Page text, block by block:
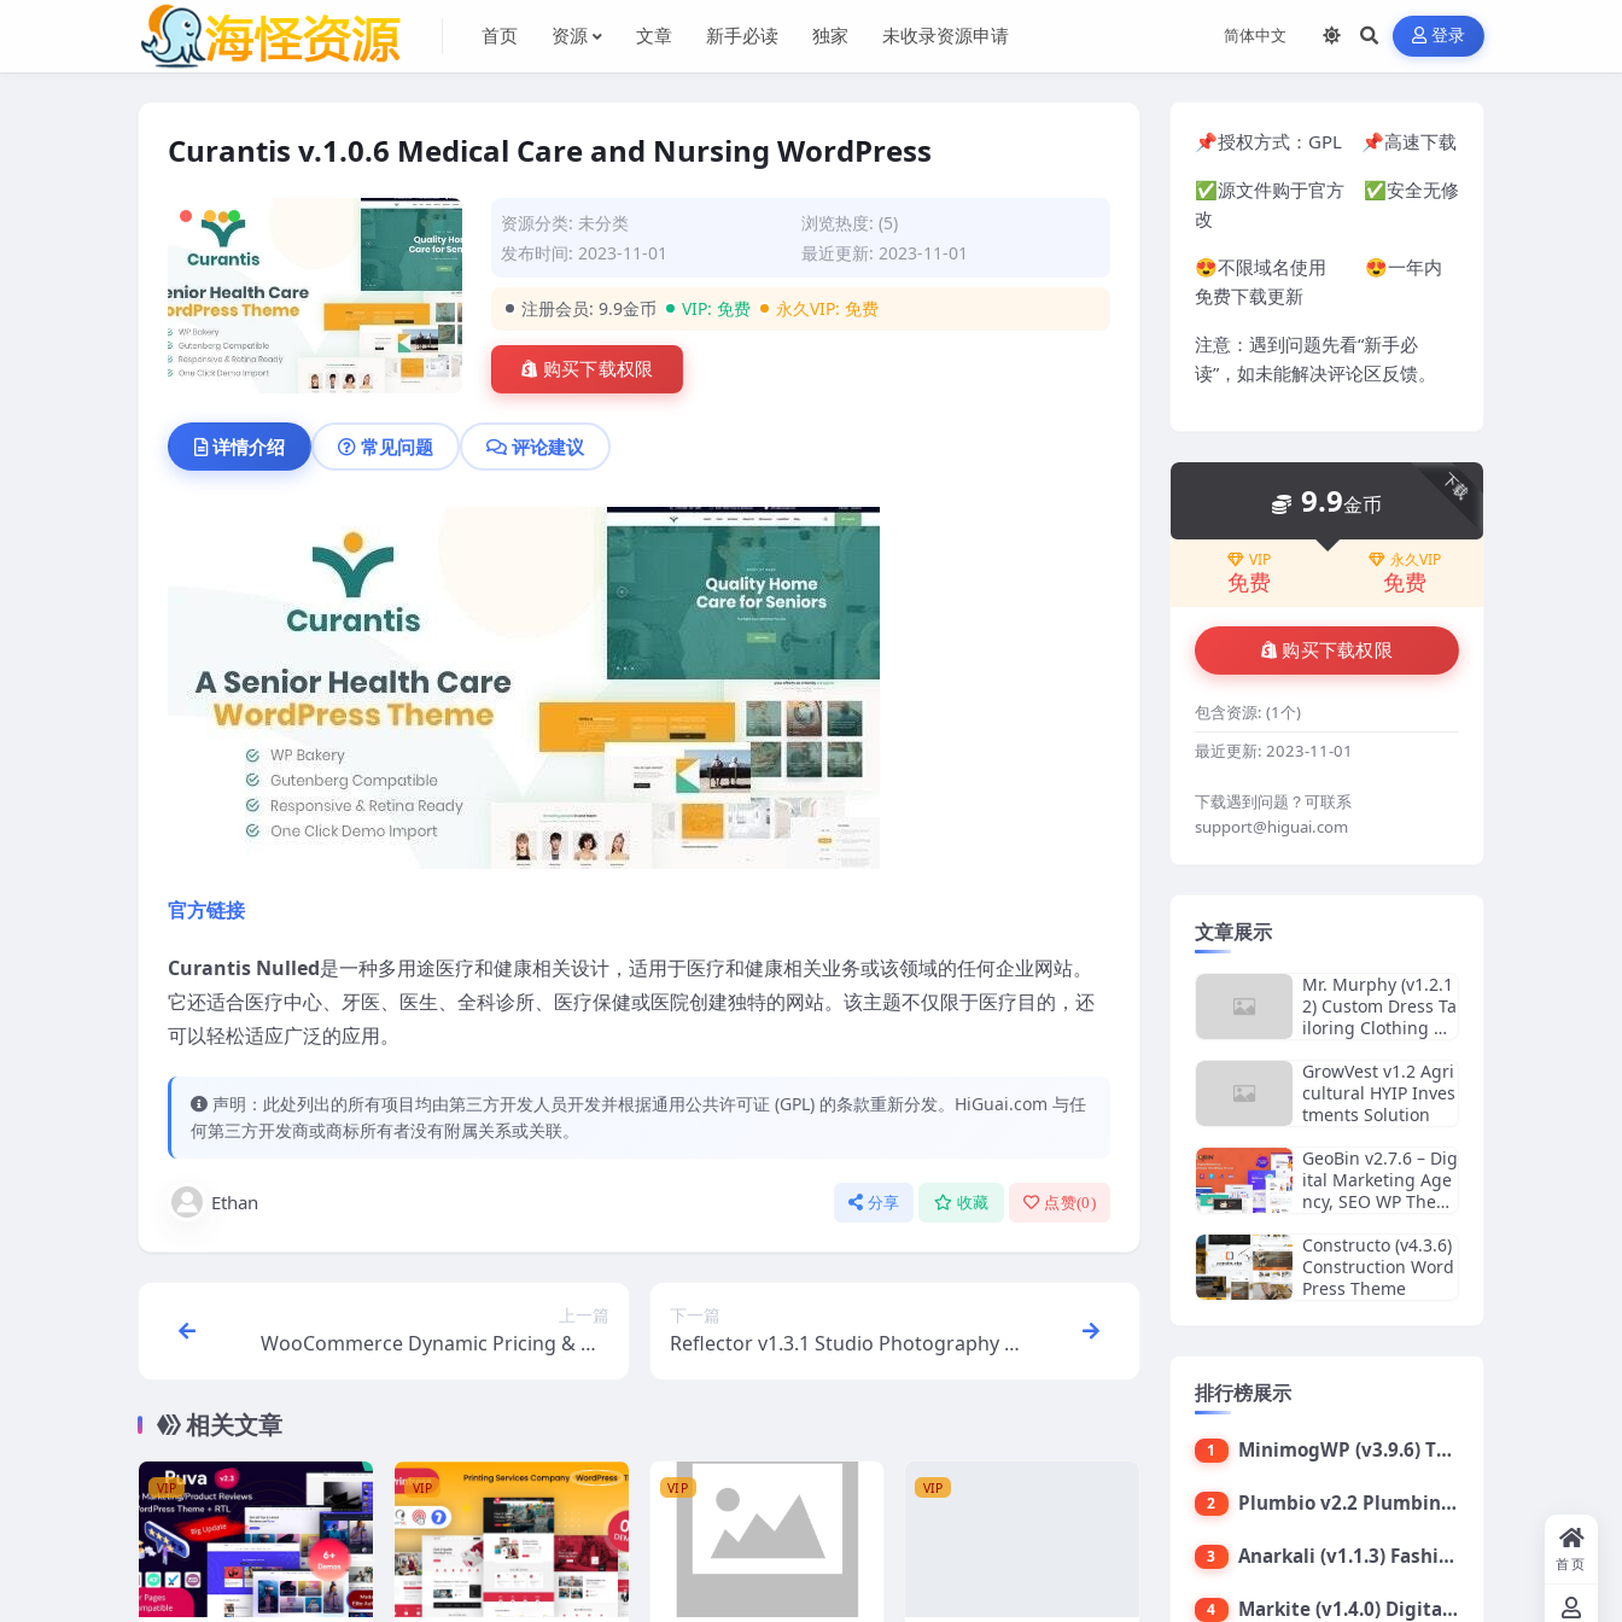
首页 资源 文章 新手必读 独家 未收录资源申请 登录
Curantis v.1.0.6 Medical Care and Nursing WordPress
资源分类: 未分类
浏览热度: (5)
发布时间: 2023-11-01
最近更新: 2023-11-01
注册会员:9.9金币 VIP:免费 永久VIP:免费
购买下载权限
详情介绍 常见问题 评论建议
官方链接
Curantis Nulled是一种多用途医疗和健康相关设计，适用于医疗和健康相关业务或该领域的任何企业网站。
它还适合医疗中心、牙医、医生、全科诊所、医疗保健或医院创建独特的网站。该主题不仅限于医疗目的，还
可以轻松适应广泛的应用。
声明：此处列出的所有项目均由第三方开发人员开发并根据通用公共许可证 (GPL) 的条款重新分发。HiGuai.com 与任
何第三方开发商或商标所有者没有附属关系或关联。
Ethan 分享 收藏 点赞(0)
上一篇
WooCommerce Dynamic Pricing & Dis
下一篇
Reflector v1.3.1 Studio Photography W
相关文章
VIP VIP VIP VIP
📌授权方式： GPL 📌高速下载
✅源文件购于官方 ✅安全无修
改
😍不限域名使用 😍一年内
免费下载更新
注意：遇到问题先看“新手必
读”，如未能解决评论区反馈。
下载
9.9金币
VIP
免费
永久VIP
免费
购买下载权限
包含资源: (1个)
最近更新: 2023-11-01
下载遇到问题？可联系
support@higuai.com
文章展示
Mr. Murphy (v1.2.1
2) Custom Dress Ta
iloring Clothing W
GrowVest v1.2 Agri
cultural HYIP Inves
tments Solution
GeoBin v2.7.6 – Dig
ital Marketing Age
ncy, SEO WP Them
Constructo (v4.3.6)
Construction Word
Press Theme
排行榜展示
1 MinimogWP (v3.9.6) The High Converting eCommerce WordPress Theme
2 Plumbio v2.2 Plumbing Services WordPress Theme
3 Anarkali (v1.1.3) Fashion Shop Ecommerce Elementor Theme
4 Markite (v1.4.0) Digital Marketplace WordPress Theme
首页